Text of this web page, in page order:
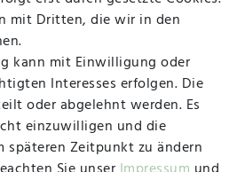
Freitag
mit Dritten, die wir in den
kann mit Einwilligung oder
Interesses erfolgen. Die
oder abgelehnt werden. Es
einzuwilligen und die
späteren Zeitpunkt zu ändern